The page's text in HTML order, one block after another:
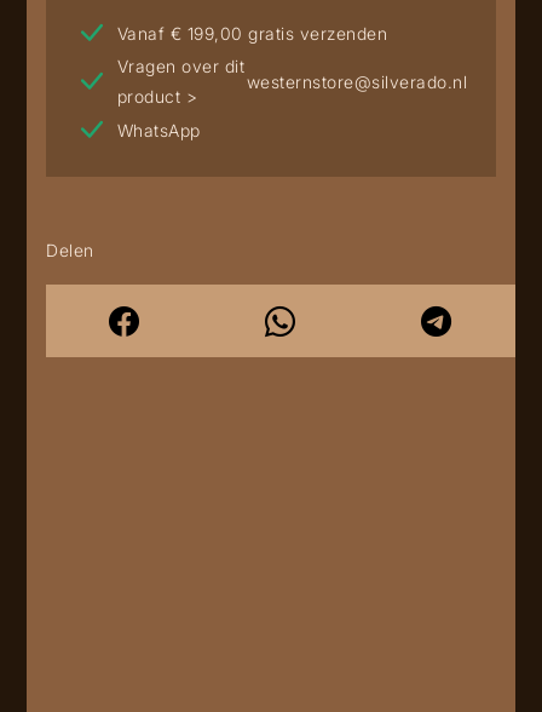
Vanaf € 199,00 gratis verzenden
Vragen over dit
product >
westernstore@silverado.nl
WhatsApp
Delen